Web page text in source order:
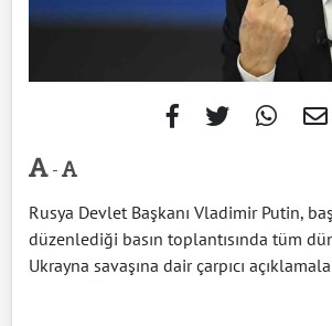
-
Rusya Devlet Başkanı Vladimir Putin,
düzenlediği basın toplantısında tüm
Ukrayna savaşına dair çarpıcı